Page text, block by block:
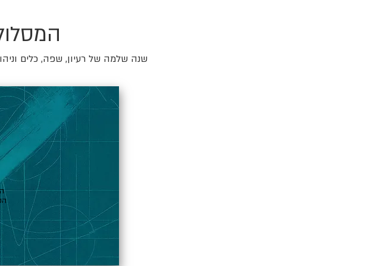
שנה שלמה של רעיון, שפה, כלים